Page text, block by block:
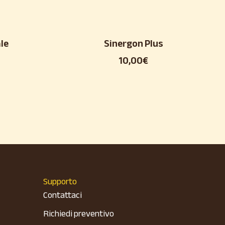
Sinergon Plus
10,00€
Supporto
Contattaci
Richiedi preventivo